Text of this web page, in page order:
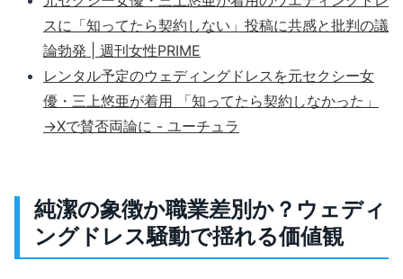
スに「知ってたら契約しない」投稿に共感と批判の議
論勃発 | 週刊女性PRIME
レンタル予定のウェディングドレスを元セクシー女
優・三上悠亜が着用 「知ってたら契約しなかった」
→Xで賛否両論に - ユーチュラ
純潔の象徴か職業差別か？ウェディ
ングドレス騒動で揺れる価値観